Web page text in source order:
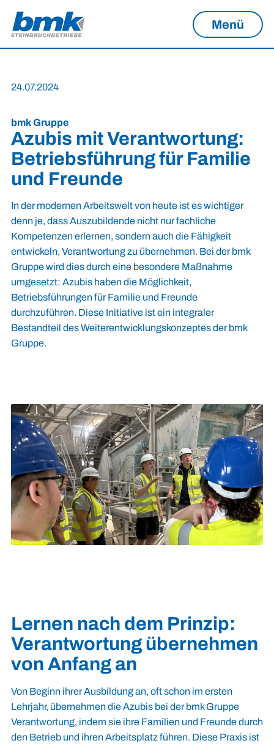
Menü
bmk Gruppe
Azubis mit Verantwortung:
Betriebsführung für Familie
und Freunde
In der modernen Arbeitswelt von heute ist es wichtiger
denn je, dass Auszubildende nicht nur fachliche
Kompetenzen erlernen, sondern auch die Fähigkeit
entwickeln, Verantwortung zu übernehmen. Bei der bmk
Gruppe wird dies durch eine besondere Maßnahme
umgesetzt: Azubis haben die Möglichkeit,
Betriebsführungen für Familie und Freunde
durchzuführen. Diese Initiative ist ein integraler
Bestandteil des Weiterentwicklungskonzeptes der bmk
Gruppe.
24.07.2024
Lernen nach dem Prinzip:
Verantwortung übernehmen
von Anfang an
Von Beginn ihrer Ausbildung an, oft schon im ersten
Lehrjahr, übernehmen die Azubis bei der bmk Gruppe
Verantwortung, indem sie ihre Familien und Freunde durch
den Betrieb und ihren Arbeitsplatz führen. Diese Praxis ist